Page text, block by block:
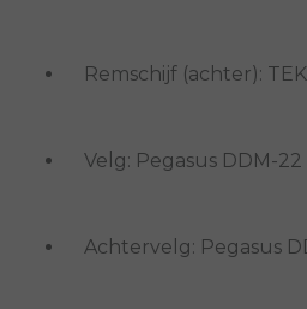
Remschijf (achter):
Velg: Pegasus DDM-22
Achtervelg: Pegasus